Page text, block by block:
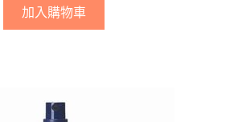
加入購物車